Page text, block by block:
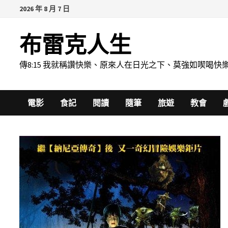
content
2026 年 8 月 7 日
布雷克人生
傳8:15 我就稱讚快樂、原來人在日光之下、莫強如喫喝
電影 食記 閱讀 隨筆 旅遊 教會